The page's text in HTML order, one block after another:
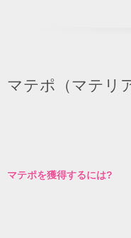
マテポ（マテリ
マテポを獲得するには?